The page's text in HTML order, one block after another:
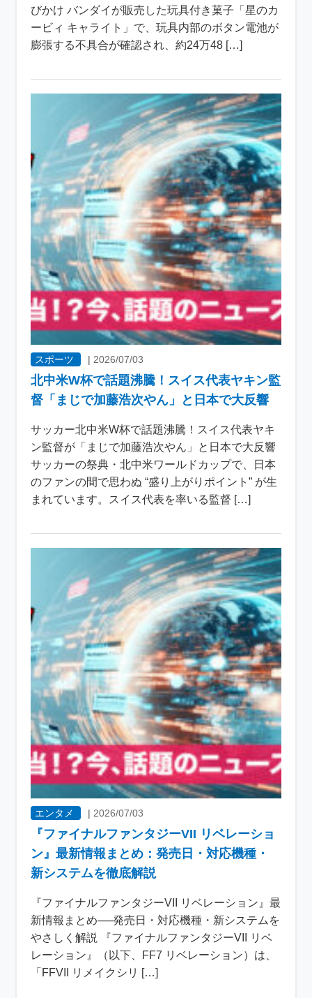
びかけ バンダイが販売した玩具付き菓子「星のカ
ービィ キャライト」で、玩具内部のボタン電池が
膨張する不具合が確認され、約24万48 […]
スポーツ | 2026/07/03
北中米W杯で話題沸騰！スイス代表ヤキン監
督「まじで加藤浩次やん」と日本で大反響
サッカー北中米W杯で話題沸騰！スイス代表ヤキ
ン監督が「まじで加藤浩次やん」と日本で大反響
サッカーの祭典・北中米ワールドカップで、日本
のファンの間で思わぬ “盛り上がりポイント” が生
まれています。スイス代表を率いる監督 […]
エンタメ | 2026/07/03
『ファイナルファンタジーVII リベレーショ
ン』最新情報まとめ：発売日・対応機種・
新システムを徹底解説
『ファイナルファンタジーVII リベレーション』最
新情報まとめ──発売日・対応機種・新システムを
やさしく解説 『ファイナルファンタジーVII リベ
レーション』（以下、FF7 リベレーション）は、
「FFVII リメイクシリ […]